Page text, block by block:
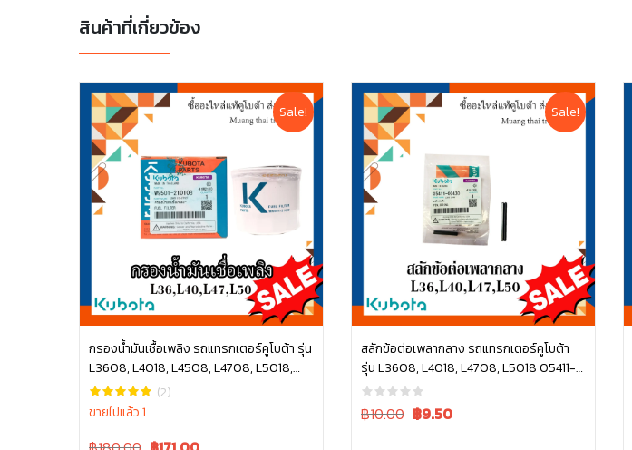
สินค้าที่เกี่ยวข้อง
Sale!
กรองน้ำมันเชื้อเพลิง รถแทรกเตอร์คูโบต้า รุ่น
L3608, L4018, L4508, L4708, L5018,
M6040 W9501-21010B
(2)
ขายไปแล้ว 1
Original
Current
หยิบใส่ตะกร้า
Sale!
สลักข้อต่อเพลากลาง รถแทรกเตอร์คูโบต้า
รุ่น L3608, L4018, L4708, L5018 05411-
00430
Original
฿10.00 Current
฿9.50
หยิบใส่ตะกร้า